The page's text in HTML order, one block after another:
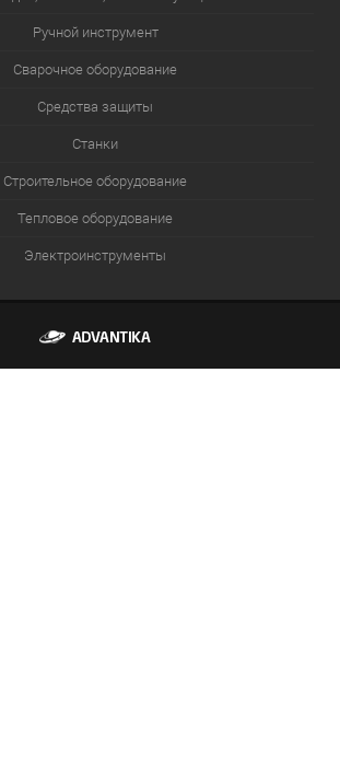
Ручной инструмент
Сварочное оборудование
Средства защиты
Станки
Строительное оборудование
Тепловое оборудование
Электроинструменты